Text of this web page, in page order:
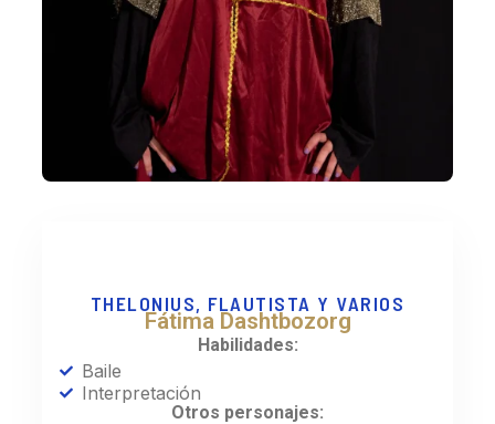
THELONIUS, FLAUTISTA Y VARIOS
Fátima Dashtbozorg
Habilidades:
Baile
Interpretación
Otros personajes: